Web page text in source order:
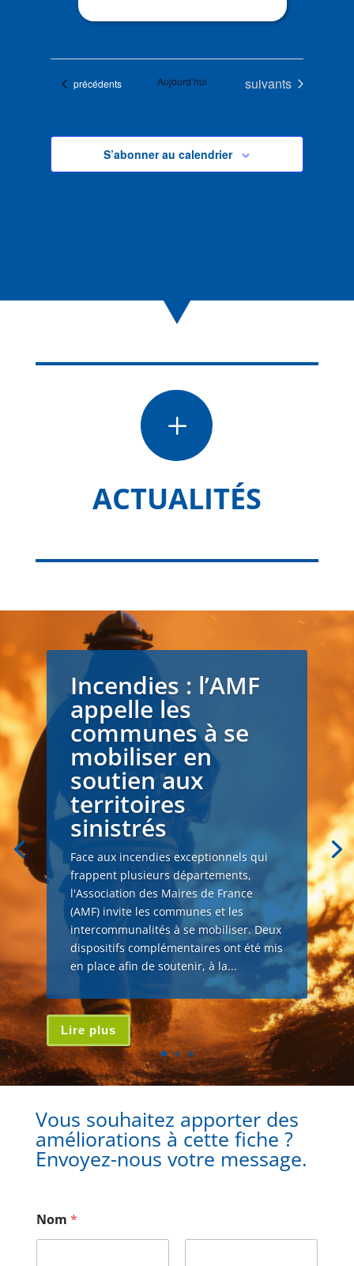
Évènements
précédents Aujourd’hui Évènements
suivants
S’abonner au calendrier
L
ACTUALITÉS
Incendies : l’AMF
appelle les
communes à se
mobiliser en
soutien aux
territoires
sinistrés
Face aux incendies exceptionnels qui
frappent plusieurs départements,
l'Association des Maires de France
(AMF) invite les communes et les
intercommunalités à se mobiliser. Deux
dispositifs complémentaires ont été mis
en place afin de soutenir, à la...
Lire plus
Vous souhaitez apporter des
améliorations à cette fiche ?
Envoyez-nous votre message.
Nom *